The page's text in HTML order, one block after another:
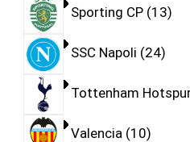
Sporting CP 13
SSC Napoli 24
Tottenham
Valencia 10